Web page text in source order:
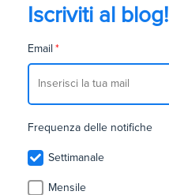
Iscriviti al blog!
Email *
Frequenza delle notifiche
Settimanale
Mensile